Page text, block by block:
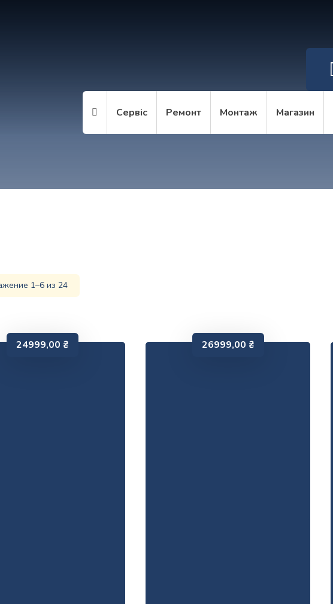
Сервіс Ремонт Монтаж Магазин
1–6 из 24
24999,00₴ 26999,00 ₴